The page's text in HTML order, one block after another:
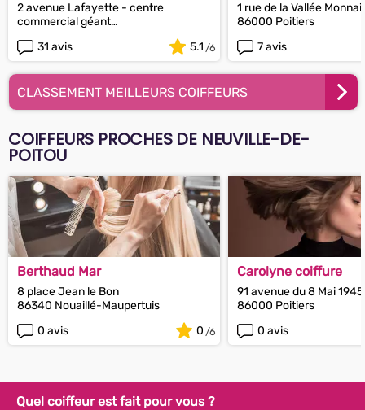
2 avenue Lafayette - centre
commercial géant
31 avis 5.1
1 rue de la Vallée
86000 Poitiers
7 avis
CLASSEMENT MEILLEURS COIFFEURS
COIFFEURS PROCHES DE NEUVILLE-DE-
POITOU
Berthaud Mar
8 place Jean le Bon
86340 Nouaillé-Maupertuis
0 avis
0
Carolyne coiffure
91 avenue du 8 Mai 1945
86000 Poitiers
0 avis
Quel coiffeur est fait pour vous ?